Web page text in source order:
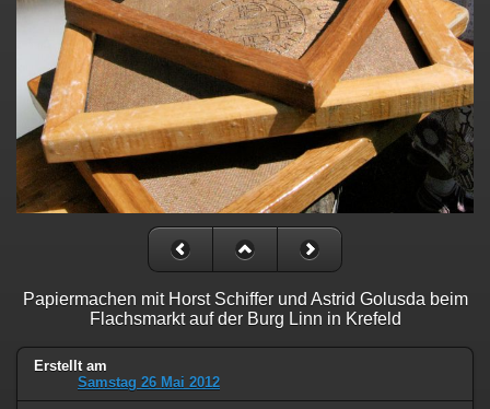
Papiermachen mit Horst Schiffer und Astrid Golusda beim
Flachsmarkt auf der Burg Linn in Krefeld
Erstellt am
Samstag 26 Mai 2012